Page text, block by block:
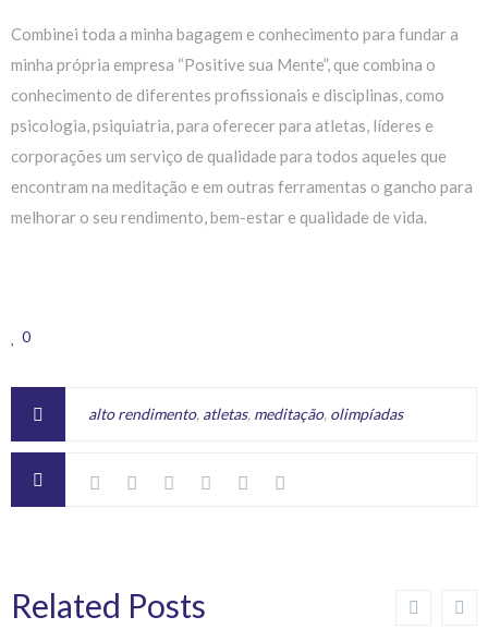
Combinei toda a minha bagagem e conhecimento para fundar a
minha própria empresa “Positive sua Mente”, que combina o
conhecimento de diferentes profissionais e disciplinas, como
psicologia, psiquiatria, para oferecer para atletas, líderes e
corporações um serviço de qualidade para todos aqueles que
encontram na meditação e em outras ferramentas o gancho para
melhorar o seu rendimento, bem-estar e qualidade de vida.
0
alto rendimento, atletas, meditação, olimpíadas
Related Posts